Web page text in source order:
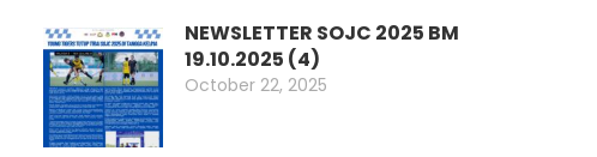
NEWSLETTER SOJC 2025 BM
19.10.2025 (4)
October 22, 2025